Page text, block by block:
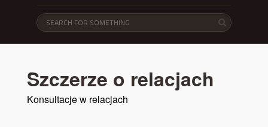
Szczerze o relacjach
Konsultacje w relacjach